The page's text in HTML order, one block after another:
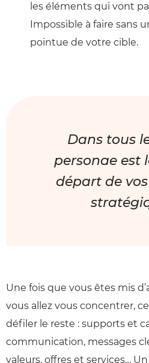
les éléments qui vont
Impossible à faire sans
pointue de votre cible.
Dans tous
personae est
départ de
Une fois que vous êtes mis
vous allez vous concentrer,
défiler le reste : supports et
communication, messages
valeurs, offres et services…